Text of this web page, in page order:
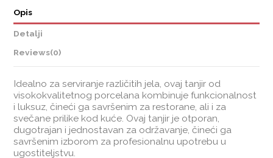
Opis
Detalji
Reviews(0)
Idealno za serviranje različitih jela, ovaj tanjir od
visokokvalitetnog porcelana kombinuje funkcionalnost
i luksuz, čineći ga savršenim za restorane, ali i za
svečane prilike kod kuće. Ovaj tanjir je otporan,
dugotrajan i jednostavan za održavanje, čineći ga
savršenim izborom za profesionalnu upotrebu u
ugostiteljstvu.